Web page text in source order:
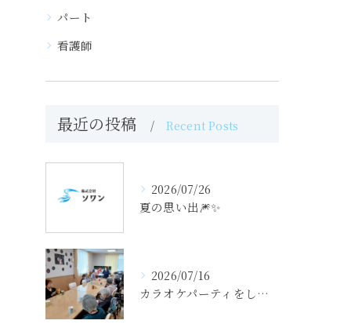
パート
看護師
最近の投稿 Recent Posts
2026/07/26
夏の思い出🎆✨
2026/07/16
カラオケパーティをしました（せせらぎの里）